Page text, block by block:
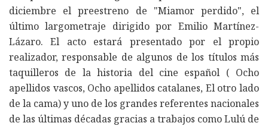
diciembre el preestreno de "Miamor perdido", el
último largometraje dirigido por Emilio Martínez-
Lázaro. El acto estará presentado por el propio
realizador, responsable de algunos de los títulos más
taquilleros de la historia del cine español ( Ocho
apellidos vascos, Ocho apellidos catalanes, El otro lado
de la cama) y uno de los grandes referentes nacionales
de las últimas décadas gracias a trabajos como Lulú de